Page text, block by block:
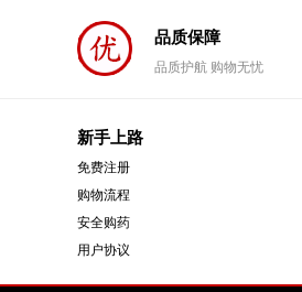
品质保障
品质护航 购物无忧
新手上路
免费注册
购物流程
安全购药
用户协议